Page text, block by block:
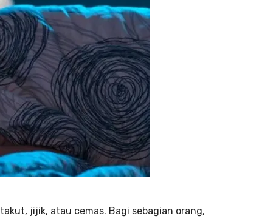
jijik, atau cemas. Bagi sebagian orang,